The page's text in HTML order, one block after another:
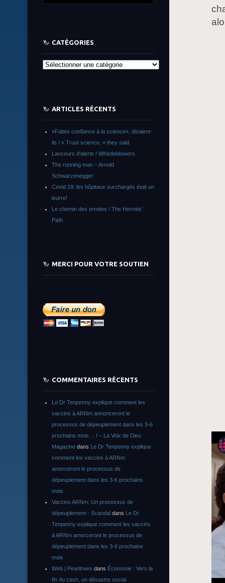
CATÉGORIES
Catégories
ARTICLES RÉCENTS
«Faites confiance à la science», disaient-
ils / « Trust science, » they said.
Lanceurs d’alerte / Whistleblowers
The running man – Arnold
Schwarzenegger
Covid 19: les hôpitaux surchargés était un
leurre!
Le chemin des ermites / The Hermits’
Path
MERCI POUR VOTRE SOUTIEN
COMMENTAIRES RÉCENTS
Le Dr Tenpenny explique comment les
vaccins à ARNm annonceront le
processus de dépeuplement dans les 3-6
prochains mois… ! – La Voix de Dieu
Magazine dans Le Dr Tenpenny explique
comment les vaccins à ARNm
amorceront le processus de
dépeuplement dans les 3-6 prochains
mois
Vaccins ARNm: Un processus de
dépeuplement - Scandal dans Le Dr
Tenpenny explique comment les vaccins
à ARNm amorceront le processus de
dépeuplement dans les 3-6 prochains
mois
Web | Pearltrees dans Économie : Vers la
fin du cash, un désastre social